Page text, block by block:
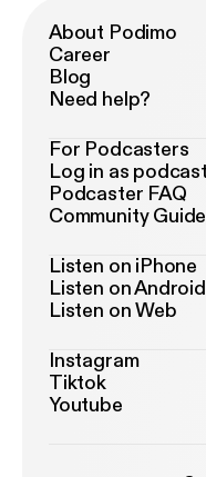
About Podimo
Career
Blog
Need help?
For Podcasters
Log in as
Podcaster FAQ
Community
Listen on iPhone
Listen on Android
Listen on Web
Instagram
Tiktok
Youtube